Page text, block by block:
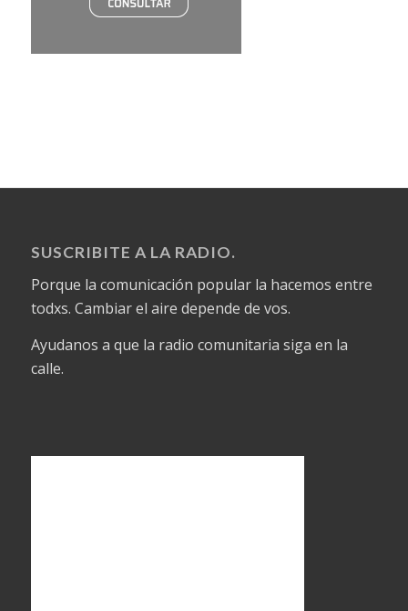
SUSCRIBITE A LA RADIO.
Porque la comunicación popular la hacemos entre
todxs. Cambiar el aire depende de vos.
Ayudanos a que la radio comunitaria siga en la
calle.